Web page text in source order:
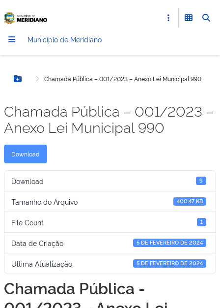
Município de Meridiano
Botão MenuChamada Pública – 001/2023 – Anexo Lei Municipal 990
Chamada Pública – 001/2023 –
Anexo Lei Municipal 990
Download
Download 9
Tamanho do Arquivo 400.47 KB
File Count 1
Data de Criação 5 DE FEVEREIRO DE 2024
Ultima Atualização 5 DE FEVEREIRO DE 2024
Chamada Pública -